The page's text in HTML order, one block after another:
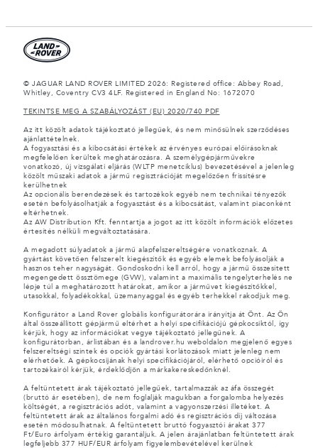
© JAGUAR LAND ROVER LIMITED 2026: Registered office: Abbey Road,
Whitley, Coventry CV3 4LF. Registered in England No: 1672070
TEKINTSE MEG A SZABÁLYOZÁST (EU) 2020/740 PDF
Az itt közölt adatok tájékoztató jellegűek, és nem minősülnek szerződéses
ajánlattételnek.
A fogyasztási és a kibocsátási értékek az érvényes európai előírásoknak
megfelelően kerültek meghatározásra. A személygépjárművekre
vonatkozó, új vizsgálati eljárás (WLTP menetciklus) bevezetésével a jelenleg
közölt műszaki adatok a jármű regisztrációját megelőzően frissítésre
kerülhetnek
Az opcionális berendezések és tartozékok egyéb nem technikai tényezők
esetén befolyásolhatják a fogyasztást és a kibocsátást, valamint piaconként
eltérhetnek.
Az AW Distribution Kft. fenntartja a jogot az itt közölt információk előzetes
értesítés nélküli megváltoztatására.
A megadott súlyadatok a jármű alapfelszereltségére vonatkoznak. A
gyártást követően felszerelt kiegészítők és egyéb elemek befolyásolják a
hasznos teher nagyságát. Gondoskodni kell arról, hogy a jármű összesített
megengedett össztömege (GVW), valamint a maximális tengelyterhelés ne
lépje túl a meghatározott határokat, amikor a járművet kiegészítőkkel,
utasokkal, folyadékokkal, üzemanyaggal és egyéb terhekkel rakodjuk meg.
Konfigurátor a Land Rover globális konfigurátorára irányítja át Önt. Az Ön
által összeállított gépjármű eltérhet a helyi specifikációjú gépkocsiktól, így
kérjük, hogy az információkat vegye tájékoztató jellegűnek. A
konfigurátorban, árlistában és a landrover.hu weboldalon megjelenő egyes
felszereltségi szintek és opciók gyártási korlátozások miatt jelenleg nem
elérhetőek. A gépkocsijának helyi specifikációjáról, elérhető opcióiról és
tartozékairól kérjük, érdeklődjön a márkakereskedőnknél.
A feltüntetett árak tájékoztató jellegűek, tartalmazzák az áfa összegét
(bruttó ár esetében), de nem foglalják magukban a forgalomba helyezés
költségét, a regisztrációs adót, valamint a vagyonszerzési illetéket. A
feltüntetett árak az általános forgalmi adó és regisztrációs díj változása
esetén módosulhatnak. A feltüntetett bruttó fogyasztói árakat 377
Ft/Euro árfolyam értékig garantáljuk. A jelen árajánlatban feltüntetett árak
legfeljebb 377 HUF/EUR árfolyam figyelembevételével kerülnek